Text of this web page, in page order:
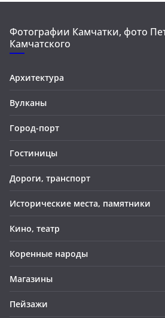
Фотографии Камчатки, фото
Камчатского
Архитектура
Вулканы
Город-порт
Гостиницы
Дороги, транспорт
Исторические места, памятники
Кино, театр
Коренные народы
Магазины
Пейзажи